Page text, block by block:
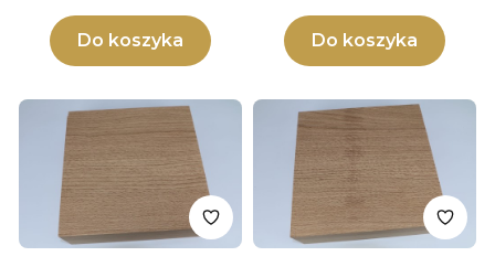
Do koszyka Do koszyka